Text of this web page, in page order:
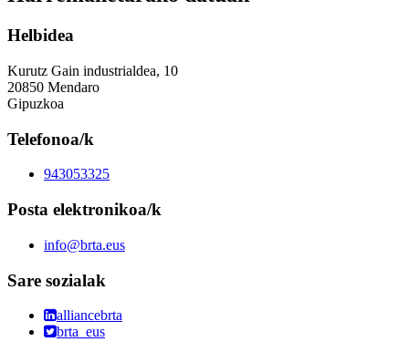
Helbidea
Kurutz Gain industrialdea, 10
20850 Mendaro
Gipuzkoa
Telefonoa/k
943053325
Posta elektronikoa/k
info@brta.eus
Sare sozialak
alliancebrta
brta_eus